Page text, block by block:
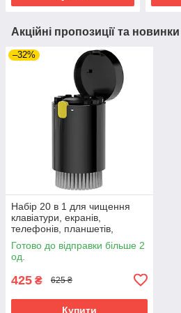
Акційні пропозиції та новинки
–32%
Набір 20 в 1 для чищення
клавіатури, екранів,
телефонів, планшетів,
ноутбуків, гаджетів . Чорний
Готово до відправки більше 2
од.
425 ₴ 625 ₴
Купити